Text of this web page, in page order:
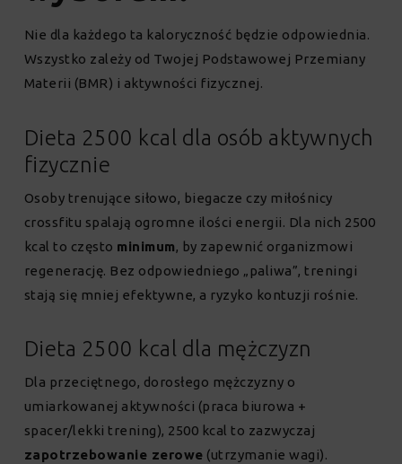
Nie dla każdego ta kaloryczność będzie odpowiednia.
Wszystko zależy od Twojej Podstawowej Przemiany
Materii (BMR) i aktywności fizycznej.
Dieta 2500 kcal dla osób aktywnych
fizycznie
Osoby trenujące siłowo, biegacze czy miłośnicy
crossfitu spalają ogromne ilości energii. Dla nich 2500
kcal to często minimum, by zapewnić organizmowi
regenerację. Bez odpowiedniego „paliwa”, treningi
stają się mniej efektywne, a ryzyko kontuzji rośnie.
Dieta 2500 kcal dla mężczyzn
Dla przeciętnego, dorosłego mężczyzny o
umiarkowanej aktywności (praca biurowa +
spacer/lekki trening), 2500 kcal to zazwyczaj
zapotrzebowanie zerowe (utrzymanie wagi).